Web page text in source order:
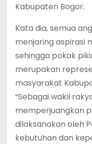
Kabupaten Bogor.
Kata dia, semua
menjaring aspirasi
sehingga pokok
merupakan
masyarakat
“Sebagai wakil
memperjuangkan
dilaksanakan oleh
kebutuhan dan